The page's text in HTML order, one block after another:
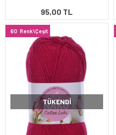
95,00 TL
60 Renk\Çeşit
TÜKENDI